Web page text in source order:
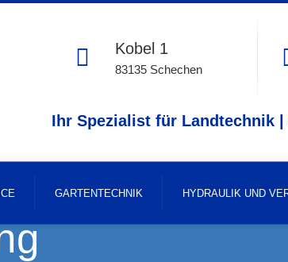
Kobel 1
83135 Schechen
Ihr Spezialist für Landtechnik
GARTENTECHNIK HYDRAULIK UND